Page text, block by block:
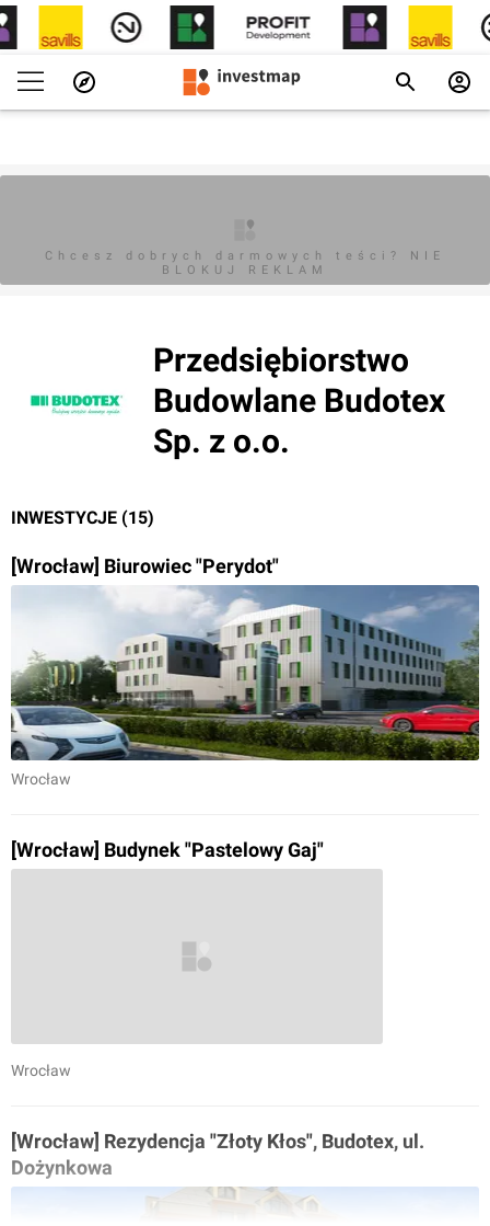
Chcesz dobrych darmowych teści? NIE
BLOKUJ REKLAM
Przedsiębiorstwo
Budowlane Budotex
Sp. z o.o.
INWESTYCJE (15)
[Wrocław] Biurowiec "Perydot"
Wrocław
[Wrocław] Budynek "Pastelowy Gaj"
Wrocław
[Wrocław] Rezydencja "Złoty Kłos", Budotex, ul.
Dożynkowa